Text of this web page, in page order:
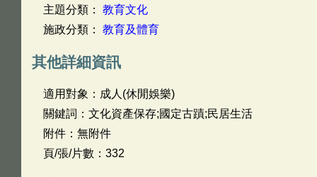
主題分類： 教育文化
施政分類： 教育及體育
其他詳細資訊
適用對象：成人(休閒娛樂)
關鍵詞：文化資產保存;國定古蹟;民居生活
附件：無附件
頁/張/片數：332